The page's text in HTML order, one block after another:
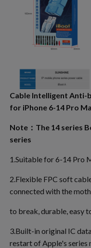
Cable Intelligent Anti-
for iPhone 6-14 Pro
Note：The 14 series
series
1.Suitable for 6-14 Pro
2.Flexible FPC soft
connected with the
to break, durable, easy
3.Built-in original IC
restart of Apple's series